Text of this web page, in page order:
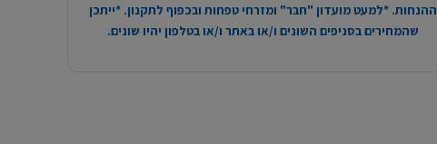
ההנחות. *למעט מועדון "חבר" ומזרחי טפחות ובכפוף לתקנון. *ייתכן
שהמחירים בסניפים השונים ו/או באתר ו/או בטלפון יהיו שונים.